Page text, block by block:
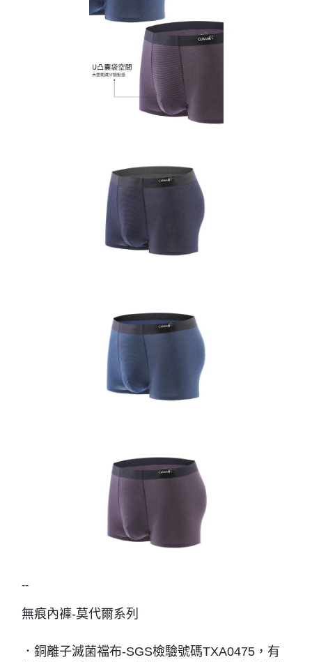
--
無痕內褲-莫代爾系列
．銅離子滅菌襠布-SGS檢驗號碼TXA0475，有